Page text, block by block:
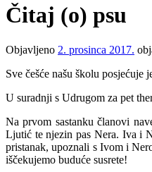
Čitaj (o) psu
Objavljeno 2. prosinca 2017.
Sve češće našu školu posjećuje
U suradnji s Udrugom za pet
Na prvom sastanku članovi
Ljutić te njezin pas Nera. Iva i
pristanak, upoznali s Ivom i
iščekujemo buduće susrete!